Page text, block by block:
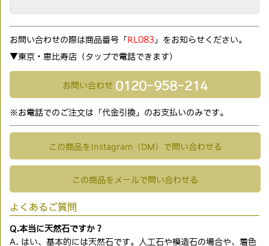
お問い合わせの際は商品番号「 RL083 」をお知らせください。
▼東京・恵比寿店（タップで電話できます)
お問い合わせ 0120-958-214
※お電話でのご注文は「代金引換」のお支払いのみです。
この商品をInstagram（DM）で問い合わせる
この商品をメールで問い合わせる
よくあるご質問
Q.本当に天然石ですか？
A. はい、基本的には天然石です。人工石や模造石の場合や、着色